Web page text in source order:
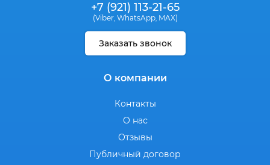
+7 (921) 113-21-65
(Viber, WhatsApp, MAX)
Заказать звонок
О компании
Контакты
О нас
Отзывы
Публичный договор